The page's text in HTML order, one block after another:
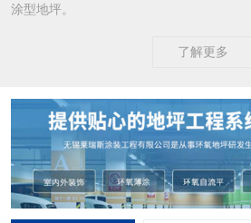
涂型地坪。
了解更多